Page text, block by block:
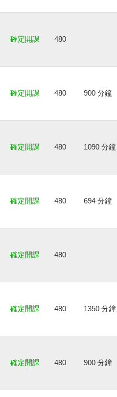
確定開課
480
確定開課 480 900 分鐘
確定開課 480 1090 分鐘
確定開課 480 694 分鐘
確定開課 480
確定開課 480 1350 分鐘
確定開課 480 900 分鐘